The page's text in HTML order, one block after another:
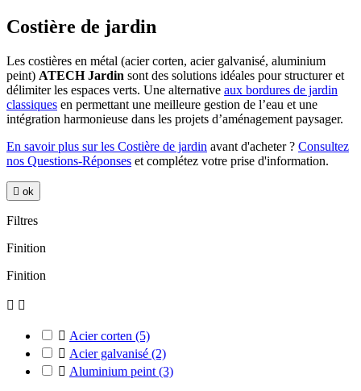
Costière de jardin
Les costières en métal (acier corten, acier galvanisé, aluminium
peint) ATECH Jardin sont des solutions idéales pour structurer et
délimiter les espaces verts. Une alternative aux bordures de jardin
classiques en permettant une meilleure gestion de l’eau et une
intégration harmonieuse dans les projets d’aménagement paysager.
En savoir plus sur les Costière de jardin avant d'acheter ? Consultez
nos Questions-Réponses et complétez votre prise d'information.
 ok
Filtres
Finition
Finition
 
 Acier corten (5)
 Acier galvanisé (2)
 Aluminium peint (3)